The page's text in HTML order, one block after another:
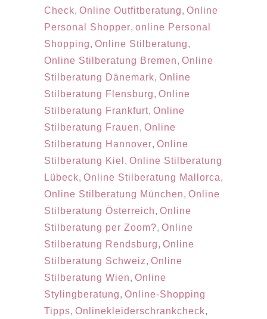
Check, Online Outfitberatung, Online
Personal Shopper, online Personal
Shopping, Online Stilberatung,
Online Stilberatung Bremen, Online
Stilberatung Dänemark, Online
Stilberatung Flensburg, Online
Stilberatung Frankfurt, Online
Stilberatung Frauen, Online
Stilberatung Hannover, Online
Stilberatung Kiel , Online Stilberatung
Lübeck, Online Stilberatung Mallorca,
Online Stilberatung München, Online
Stilberatung Österreich, Online
Stilberatung per Zoom?, Online
Stilberatung Rendsburg, Online
Stilberatung Schweiz, Online
Stilberatung Wien, Online
Stylingberatung, Online-Shopping
Tipps, Onlinekleiderschrankcheck,